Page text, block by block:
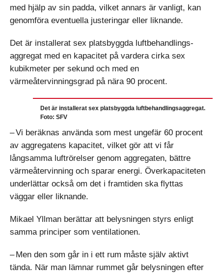
med hjälp av sin padda, vilket annars är vanligt, kan
genomföra eventuella justeringar eller liknande.
Det är installerat sex platsbyggda luftbehandlings­
aggregat med en kapacitet på vardera cirka sex
kubikmeter per sekund och med en
värmeåtervinningsgrad på nära 90 procent.
Det är installerat sex platsbyggda luftbehandlingsaggregat.
Foto: SFV
– Vi beräknas använda som mest ungefär 60 procent
av aggregatens kapacitet, vilket gör att vi får
långsamma luftrörelser genom aggregaten, bättre
värmeåtervinning och sparar energi. Överkapaciteten
underlättar också om det i framtiden ska flyttas
väggar eller liknande.
Mikael Yllman berättar att belysningen styrs enligt
samma principer som ventilationen.
– Men den som går in i ett rum måste själv aktivt
tända. När man lämnar rummet går belysningen efter